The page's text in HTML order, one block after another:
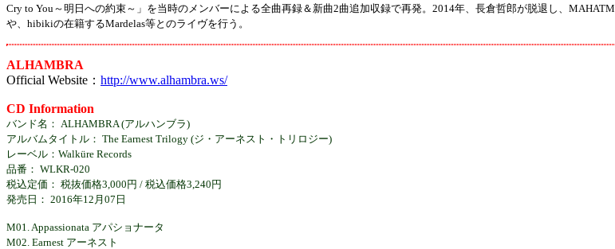
Cry to You～明日への約束～」を当時のメンバーによる全曲再録＆新曲2曲追加収録で再発。2014年、長倉哲郎が脱退し、
や、hibikiの在籍するMardelas等とのライヴを行う。
ALHAMBRA
Official Website： http://www.alhambra.ws/
CD Information
バンド名： ALHAMBRA (アルハンブラ)
アルバムタイトル： The Earnest Trilogy (ジ・アーネスト・トリロジー)
レーベル：Walküre Records
品番： WLKR-020
税込定価： 税抜価格3,000円 / 税込価格3,240円
発売日： 2016年12月07日
M01. Appassionata アパショナータ
M02. Earnest アーネスト